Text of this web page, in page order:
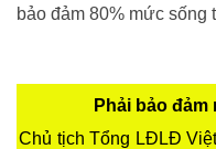
bảo đảm 80% mức sống
Phải bảo
Chủ tịch Tổng LĐLĐ